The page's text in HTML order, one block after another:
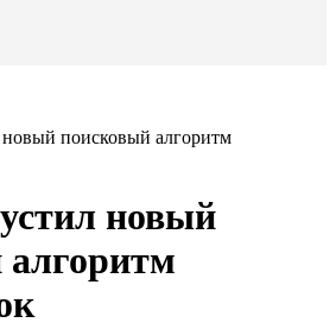
новый поисковый алгоритм
новый